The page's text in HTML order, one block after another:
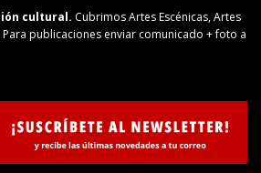
cultural. Cubrimos Artes Escénicas, Artes
Para publicaciones enviar comunicado + foto a